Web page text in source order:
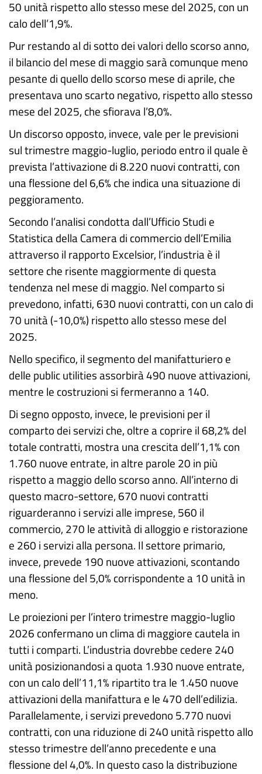
50 unità rispetto allo stesso mese del 2025, con un
calo dell’1,9%.
Pur restando al di sotto dei valori dello scorso anno,
il bilancio del mese di maggio sarà comunque meno
pesante di quello dello scorso mese di aprile, che
presentava uno scarto negativo, rispetto allo stesso
mese del 2025, che sfiorava l’8,0%.
Un discorso opposto, invece, vale per le previsioni
sul trimestre maggio-luglio, periodo entro il quale è
prevista l’attivazione di 8.220 nuovi contratti, con
una flessione del 6,6% che indica una situazione di
peggioramento.
Secondo l’analisi condotta dall’Ufficio Studi e
Statistica della Camera di commercio dell’Emilia
attraverso il rapporto Excelsior, l’industria è il
settore che risente maggiormente di questa
tendenza nel mese di maggio. Nel comparto si
prevedono, infatti, 630 nuovi contratti, con un calo di
70 unità (-10,0%) rispetto allo stesso mese del
2025.
Nello specifico, il segmento del manifatturiero e
delle public utilities assorbirà 490 nuove attivazioni,
mentre le costruzioni si fermeranno a 140.
Di segno opposto, invece, le previsioni per il
comparto dei servizi che, oltre a coprire il 68,2% del
totale contratti, mostra una crescita dell’1,1% con
1.760 nuove entrate, in altre parole 20 in più
rispetto a maggio dello scorso anno. All’interno di
questo macro-settore, 670 nuovi contratti
riguarderanno i servizi alle imprese, 560 il
commercio, 270 le attività di alloggio e ristorazione
e 260 i servizi alla persona. Il settore primario,
invece, prevede 190 nuove attivazioni, scontando
una flessione del 5,0% corrispondente a 10 unità in
meno.
Le proiezioni per l’intero trimestre maggio-luglio
2026 confermano un clima di maggiore cautela in
tutti i comparti. L’industria dovrebbe cedere 240
unità posizionandosi a quota 1.930 nuove entrate,
con un calo dell’11,1% ripartito tra le 1.450 nuove
attivazioni della manifattura e le 470 dell’edilizia.
Parallelamente, i servizi prevedono 5.770 nuovi
contratti, con una riduzione di 240 unità rispetto allo
stesso trimestre dell’anno precedente e una
flessione del 4,0%. In questo caso la distribuzione